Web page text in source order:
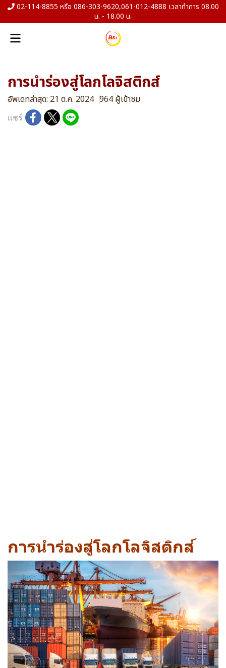
02-114-8855 หรือ 086-303-9620,061-012-4888 เวลาทำการ 08.00
น. - 18.00 น.
การนำร่องสู่โลกโลจิสติกส์
อัพเดทล่าสุด: 21 ต.ค. 2024 964 ผู้เข้าชม
แชร์
การนำร่องสู่โลกโลจิสติกส์